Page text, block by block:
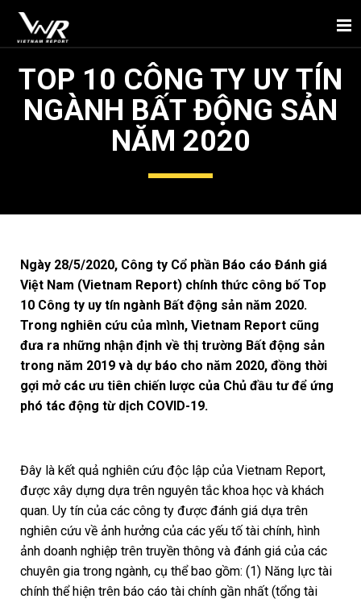
TOP 10 CÔNG TY UY TÍN
NGÀNH BẤT ĐỘNG SẢN
NĂM 2020
Ngày 28/5/2020, Công ty Cổ phần Báo cáo Đánh giá
Việt Nam (Vietnam Report) chính thức công bố Top
10 Công ty uy tín ngành Bất động sản năm 2020.
Trong nghiên cứu của mình, Vietnam Report cũng
đưa ra những nhận định về thị trường Bất động sản
trong năm 2019 và dự báo cho năm 2020, đồng thời
gợi mở các ưu tiên chiến lược của Chủ đầu tư để ứng
phó tác động từ dịch COVID-19.
Đây là kết quả nghiên cứu độc lập của Vietnam Report,
được xây dựng dựa trên nguyên tắc khoa học và khách
quan. Uy tín của các công ty được đánh giá dựa trên
nghiên cứu về ảnh hưởng của các yếu tố tài chính, hình
ảnh doanh nghiệp trên truyền thông và đánh giá của các
chuyên gia trong ngành, cụ thể bao gồm: (1) Năng lực tài
chính thể hiện trên báo cáo tài chính gần nhất (tổng tài